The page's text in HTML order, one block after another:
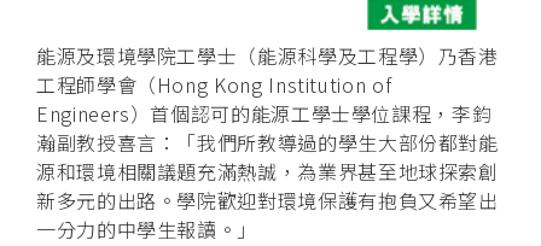
能源及環境學院工學士（能源科學及工程學）乃香港
工程師學會（Hong Kong Institution of
Engineers）首個認可的能源工學士學位課程，李鈞
瀚副教授喜言：「我們所教導過的學生大部份都對能
源和環境相關議題充滿熱誠，為業界甚至地球探索創
新多元的出路。學院歡迎對環境保護有抱負又希望出
一分力的中學生報讀。」